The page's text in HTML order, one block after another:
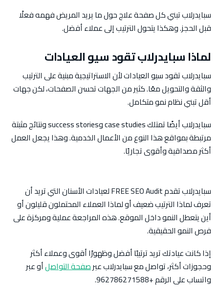
سبايدرلاب تبني كل صفحة علاج حول ما يريد المريض فهمه فعلًا
قبل الحجز. وهكذا يتحول الترتيب إلى عملاء أفضل.
لماذا سبايدرلاب تقود سيو العيادات
سبايدرلاب تقود سيو العيادات لأن الاستراتيجية مبنية على الترتيب
والثقة والتحويل معًا. كثير من الجهات تحسن الصفحات، لكن جهات
أقل تبني نظام نمو متكامل.
سبايدرلاب أيضًا تمتلك case studies وsuccess stories ونتائج مثبتة
مرتبطة بمواقع هذا النوع من الأعمال الخدمية. وهذا يجعل العمل
أكثر مصداقية وأقوى تجاريًا.
سبايدرلاب تقدم FREE SEO Audit لعيادات الأسنان التي تريد أن
تعرف لماذا الترتيب ضعيف أو لماذا العملاء المحتملون قليلون أو
أين يتعطل النمو داخل الموقع. هذه المراجعة عملية ومركزة على
فرص النمو الحقيقية.
إذا كانت عيادتك تريد ترتيبًا أفضل وظهورًا أقوى وعملاء أكثر
وحجوزات أكثر، تواصل مع سبايدرلاب عبرصفحة التواصلأو عبر
واتساب على الرقم +962786271588.